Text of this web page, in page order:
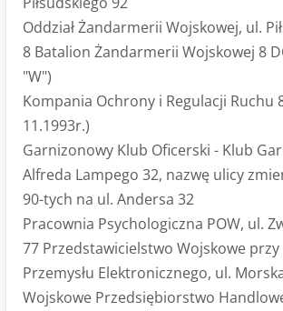
Oddział Żandarmerii Wojskowej, ul.
8 Batalion Żandarmerii Wojskowej 8
"W")
Kompania Ochrony i Regulacji Ruchu
11.1993r.)
Garnizonowy Klub Oficerski - Klub
Alfreda Lampego 32, nazwę ulicy
90-tych na ul. Andersa 32
Pracownia Psychologiczna POW, ul.
77 Przedstawicielstwo Wojskowe przy
Przemysłu Elektronicznego, ul.
Wojskowe Przedsiębiorstwo